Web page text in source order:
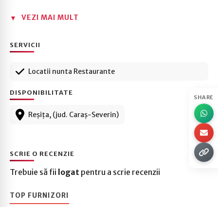
SHARE
VEZI MAI MULT
SERVICII
Locatii nunta Restaurante
DISPONIBILITATE
Reșița, (jud. Caraș-Severin)
SCRIE O RECENZIE
Trebuie să fii logat pentru a scrie recenzii
TOP FURNIZORI